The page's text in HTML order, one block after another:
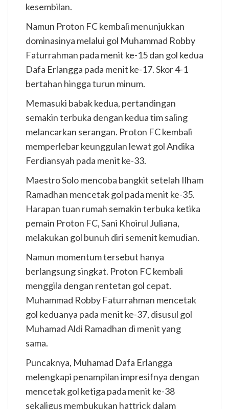
kesembilan.
Namun Proton FC kembali menunjukkan
dominasinya melalui gol Muhammad Robby
Faturrahman pada menit ke-15 dan gol kedua
Dafa Erlangga pada menit ke-17. Skor 4-1
bertahan hingga turun minum.
Memasuki babak kedua, pertandingan
semakin terbuka dengan kedua tim saling
melancarkan serangan. Proton FC kembali
memperlebar keunggulan lewat gol Andika
Ferdiansyah pada menit ke-33.
Maestro Solo mencoba bangkit setelah Ilham
Ramadhan mencetak gol pada menit ke-35.
Harapan tuan rumah semakin terbuka ketika
pemain Proton FC, Sani Khoirul Juliana,
melakukan gol bunuh diri semenit kemudian.
Namun momentum tersebut hanya
berlangsung singkat. Proton FC kembali
menggila dengan rentetan gol cepat.
Muhammad Robby Faturrahman mencetak
gol keduanya pada menit ke-37, disusul gol
Muhamad Aldi Ramadhan di menit yang
sama.
Puncaknya, Muhamad Dafa Erlangga
melengkapi penampilan impresifnya dengan
mencetak gol ketiga pada menit ke-38
sekaligus membukukan hattrick dalam